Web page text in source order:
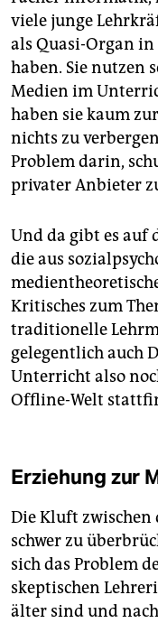
viele junge
als Quasi-Organ
haben. Sie nutzen
Medien im
haben sie kaum
nichts zu
Problem darin,
privater Anbieter
Und da gibt es auf
die aus
Kritisches zum
traditionelle
gelegentlich auch
Unterricht also
Offline-Welt
Erziehung zur
Die Kluft zwischen
schwer zu
sich das Problem
skeptischen
älter sind und